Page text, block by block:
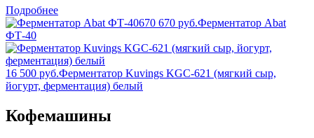
Подробнее
670 670 руб.Ферментатор Abat
ФТ-40
16 500 руб.Ферментатор Kuvings KGC-621 (мягкий сыр,
йогурт, ферментация) белый
Кофемашины